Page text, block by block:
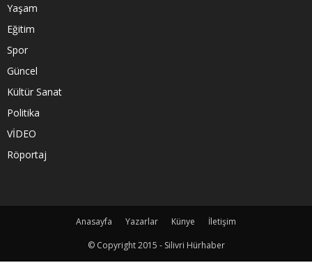
Yaşam
Eğitim
Spor
Güncel
Kültür Sanat
Politika
VİDEO
Röportaj
Anasayfa Yazarlar Künye
İletişim
© Copyright 2015 - Silivri Hürhaber